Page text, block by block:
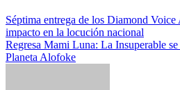
Séptima entrega de los Diamond Voice
impacto en la locución nacional
Regresa Mami Luna: La Insuperable
Planeta Alofoke